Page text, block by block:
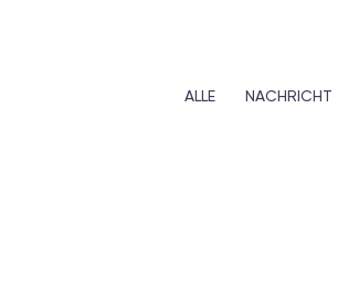
ALLE NACHRICHT